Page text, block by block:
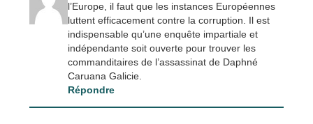
l’Europe, il faut que les instances Européennes
luttent efficacement contre la corruption. Il est
indispensable qu’une enquête impartiale et
indépendante soit ouverte pour trouver les
commanditaires de l’assassinat de Daphné
Caruana Galicie.
Répondre